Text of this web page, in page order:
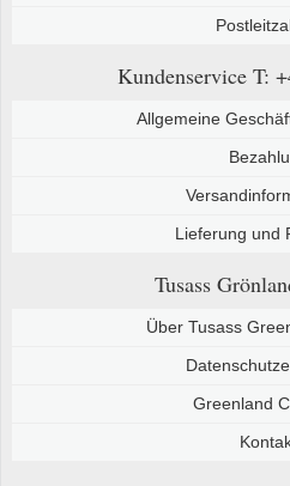
Kundenservice T:
Allgemeine
Lieferung und
Tusass
Über Tusass
Greenland